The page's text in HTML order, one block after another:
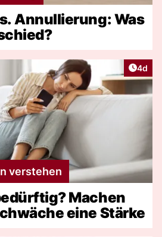
Annullierung: Was
4d
verstehen
Machen
eine Stärke